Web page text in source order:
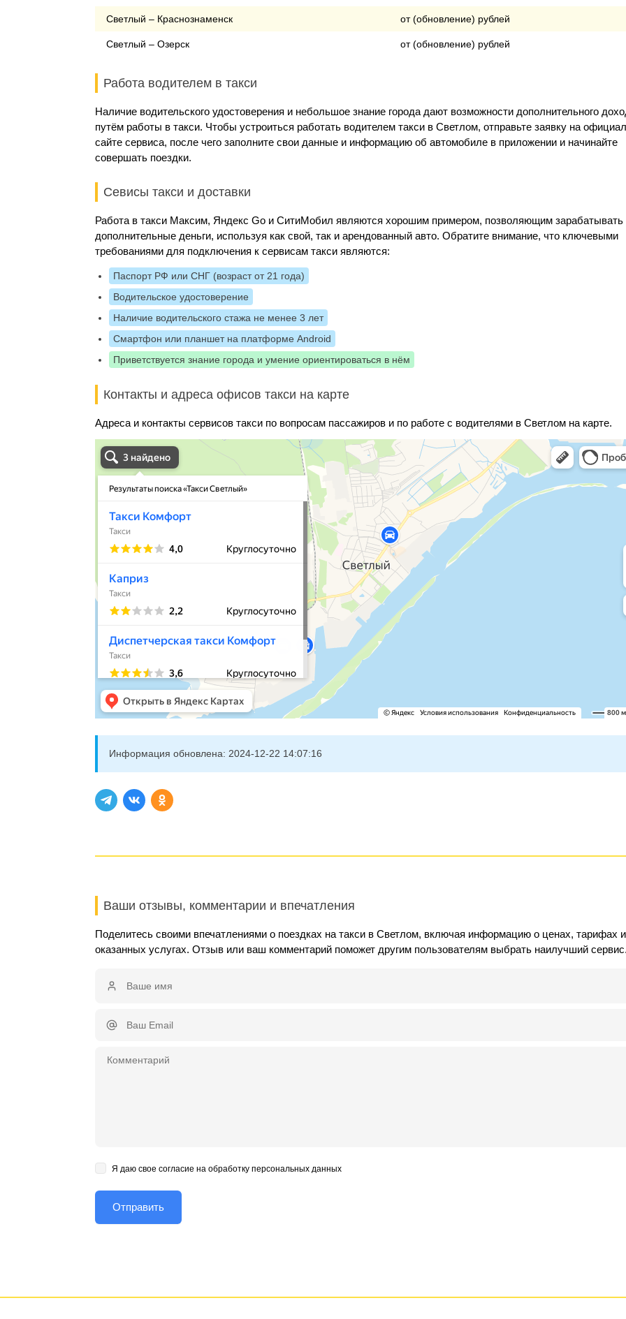
Светлый – Краснознаменск от (обновление) рублей
Светлый – Озерск от (обновление) рублей
Работа водителем в такси
Наличие водительского удостоверения и небольшое знание города дают возможности дополнительного
путём работы в такси. Чтобы устроиться работать водителем такси в Светлом, отправьте заявку на
сайте сервиса, после чего заполните свои данные и информацию об автомобиле в приложении и начинайте
совершать поездки.
Севисы такси и доставки
Работа в такси Максим, Яндекс Go и СитиМобил являются хорошим примером, позволяющим зарабатывать
дополнительные деньги, используя как свой, так и арендованный авто. Обратите внимание, что ключевыми
требованиями для подключения к сервисам такси являются:
Паспорт РФ или СНГ (возраст от 21 года)
Водительское удостоверение
Наличие водительского стажа не менее 3 лет
Смартфон или планшет на платформе Android
Приветствуется знание города и умение ориентироваться в нём
Контакты и адреса офисов такси на карте
Адреса и контакты сервисов такси по вопросам пассажиров и по работе с водителями в Светлом на карте.
Информация обновлена: 2024-12-22 14:07:16
Ваши отзывы, комментарии и впечатления
Поделитесь своими впечатлениями о поездках на такси в Светлом, включая информацию о ценах, тарифах и
оказанных услугах. Отзыв или ваш комментарий поможет другим пользователям выбрать наилучший
Я даю свое согласие на обработку персональных данных